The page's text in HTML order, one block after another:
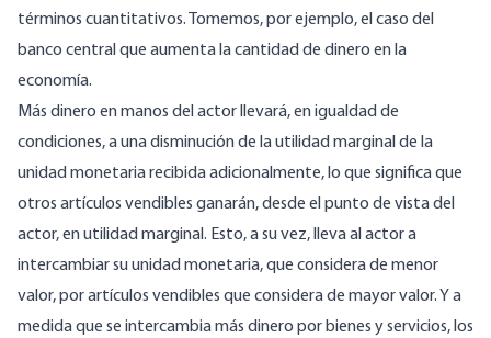
términos cuantitativos. Tomemos, por ejemplo, el caso del
banco central que aumenta la cantidad de dinero en la
economía.
Más dinero en manos del actor llevará, en igualdad de
condiciones, a una disminución de la utilidad marginal de la
unidad monetaria recibida adicionalmente, lo que significa que
otros artículos vendibles ganarán, desde el punto de vista del
actor, en utilidad marginal. Esto, a su vez, lleva al actor a
intercambiar su unidad monetaria, que considera de menor
valor, por artículos vendibles que considera de mayor valor. Y a
medida que se intercambia más dinero por bienes y servicios, los